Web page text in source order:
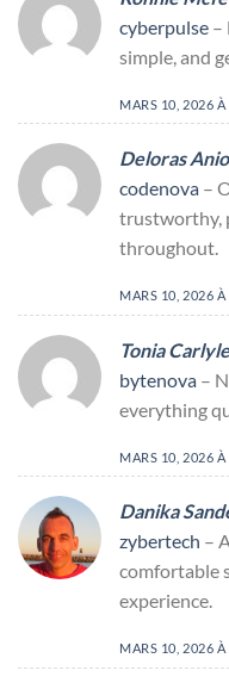
cyberpulse –
simple, and
MARS 10, 2026
Deloras
codenova –
trustworthy,
throughout.
MARS 10, 2026
Tonia Carlyle
bytenova –
everything
MARS 10, 2026
Danika
zybertech –
comfortable
experience.
MARS 10, 2026